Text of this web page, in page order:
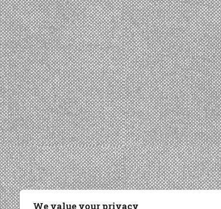
We value your privacy